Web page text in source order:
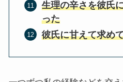
生理の辛さを彼氏
った
彼氏に甘えて求め